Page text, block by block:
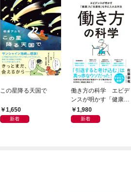
この星降る天国で
1,650
新着
働き方の科学 エビデ
ンスが明かす「健康」
も「生産性」も手に入
れる方法
1,980
新着